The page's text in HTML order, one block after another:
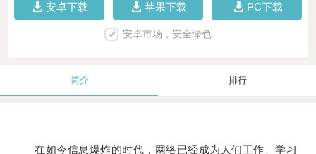
安卓下载 苹果下载 PC下载
安卓市场，安全绿色
简介 排行
在如今信息爆炸的时代，网络已经成为人们工作、学习